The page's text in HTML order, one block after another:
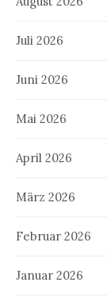
Juli 2026
Juni 2026
Mai 2026
April 2026
März 2026
Februar 2026
Januar 2026